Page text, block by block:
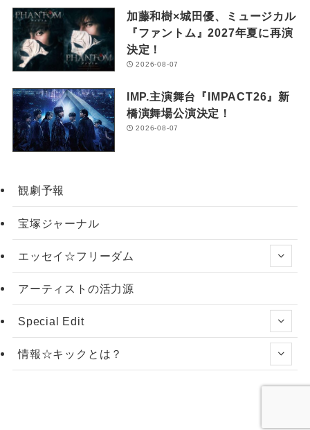
加藤和樹×城田優、ミュージカル
『ファントム』2027年夏に再演
決定！
2026-08-07
IMP.主演舞台『IMPACT26』新
橋演舞場公演決定！
2026-08-07
観劇予報
宝塚ジャーナル
エッセイ☆フリーダム
アーティストの活力源
Special Edit
情報☆キックとは？